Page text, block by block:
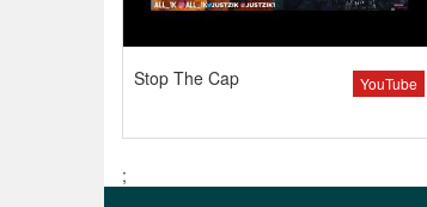
YouTube
Stop The Cap
;